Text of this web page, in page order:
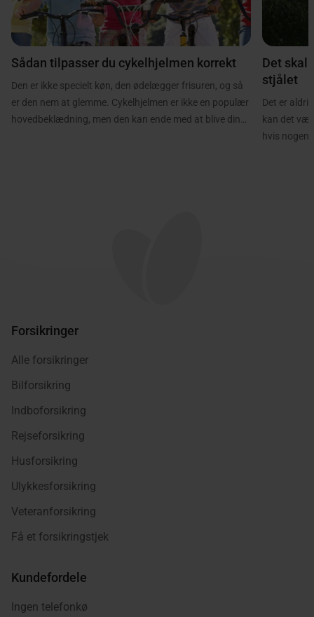
Sådan tilpasser du cykelhjelmen korrekt
Den er ikke specielt køn, den ødelægger frisuren, og så
er den nem at glemme. Cykelhjelmen er ikke en populær
hovedbeklædning, men den kan ende med at blive din
Det skal
stjålet
Det er
kan det
hvis nogen
Forsikringer
Alle forsikringer
Bilforsikring
Indboforsikring
Rejseforsikring
Husforsikring
Ulykkesforsikring
Veteranforsikring
Få et forsikringstjek
Kundefordele
Ingen telefonkø